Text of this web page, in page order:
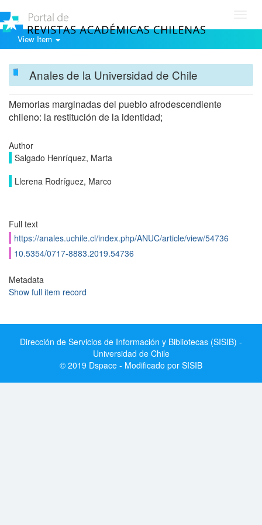
View Item
Anales de la Universidad de Chile
Memorias marginadas del pueblo afrodescendiente
chileno: la restitución de la identidad;
Author
Salgado Henríquez, Marta
Llerena Rodríguez, Marco
Full text
https://anales.uchile.cl/index.php/ANUC/article/view/54736
10.5354/0717-8883.2019.54736
Metadata
Show full item record
Dirección de Servicios de Información y Bibliotecas (SISIB) -
Universidad de Chile
© 2019 Dspace - Modificado por SISIB